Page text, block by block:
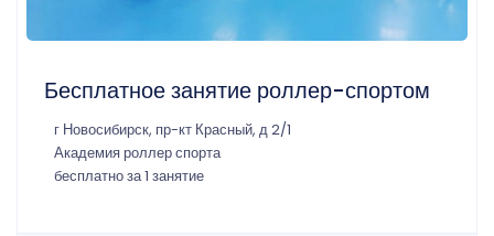
Бесплатное занятие роллер-спортом
г Новосибирск, пр-кт Красный, д 2/1
Академия роллер спорта
бесплатно за 1 занятие